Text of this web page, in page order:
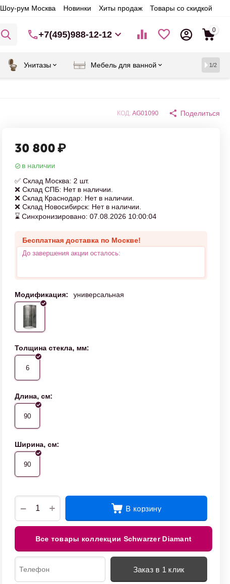
Шоу-рум Москва Новинки Хиты продаж Товары со скидкой
+7(495)988-12-12 0
Унитазы Мебель для ванной 1/2
КОД: AG01090 Поделиться
30 800 ₽
в наличии
✅ Склад Москва: 2 шт.
❌ Склад СПБ: Нет в наличии.
❌ Склад Краснодар: Нет в наличии.
❌ Склад Новосибирск: Нет в наличии.
⌛ Синхронизировано: 07.08.2026 10:00:04
Бесплатная доставка по Москве!
До завершения акции осталось:
Модификация: универсальная
Толщина стекла, мм:
6
Длина, см:
90
Ширина, см:
90
+
− В корзину
Все товары коллекции Schwarzer Diamant
Заказ в 1 клик